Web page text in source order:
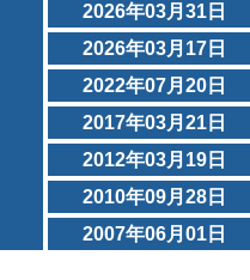
2026年03月31日
2026年03月17日
2022年07月20日
2017年03月21日
2012年03月19日
2010年09月28日
2007年06月01日